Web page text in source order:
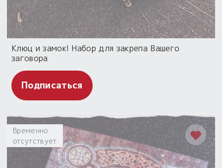
Клюц и замок! Набор для закрепа Вашего
заговора
Подписаться
Временно
отсутствует